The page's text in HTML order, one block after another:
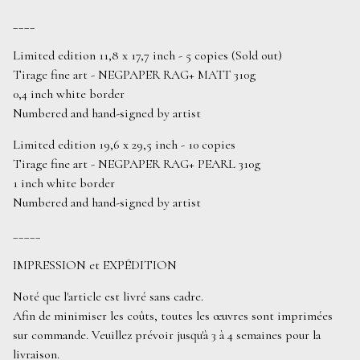
____
Limited edition 11,8 x 17,7 inch - 5 copies (Sold out)
Tirage fine art - NEGPAPER RAG+ MATT 310g
0,4 inch white border
Numbered and hand-signed by artist
Limited edition 19,6 x 29,5 inch - 10 copies
Tirage fine art - NEGPAPER RAG+ PEARL 310g
1 inch white border
Numbered and hand-signed by artist
_____
IMPRESSION et EXPÉDITION
Noté que l'article est livré sans cadre.
Afin de minimiser les coûts, toutes les œuvres sont imprimées
sur commande. Veuillez prévoir jusqu'à 3 à 4 semaines pour la
livraison.